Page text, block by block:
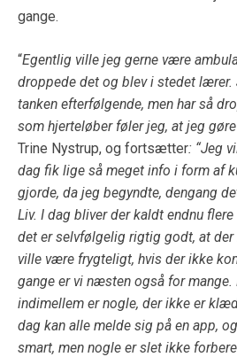
gange.
“Egentlig ville jeg gerne være
droppede det og blev i stedet lærer.
tanken efterfølgende, men har så
som hjerteløber føler jeg, at jeg
Trine Nystrup, og fortsætter: “Jeg
dag fik lige så meget info i form af
gjorde, da jeg begyndte, dengang
Liv. I dag bliver der kaldt endnu
det er selvfølgelig rigtig godt, at
ville være frygteligt, hvis der ikke
gange er vi næsten også for mange.
indimellem er nogle, der ikke er
dag kan alle melde sig på en app,
smart, men nogle er slet ikke